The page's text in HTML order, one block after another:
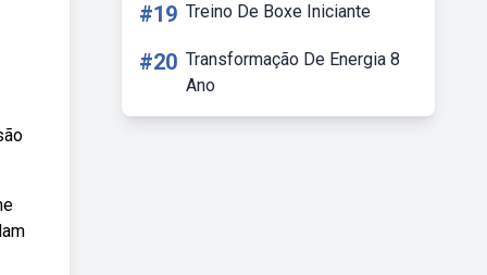
#19 Treino De Boxe Iniciante
#20 Transformação De Energia 8
Ano